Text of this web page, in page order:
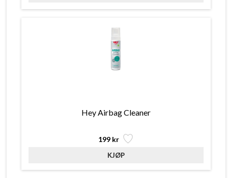
Hey Airbag Cleaner
199 kr